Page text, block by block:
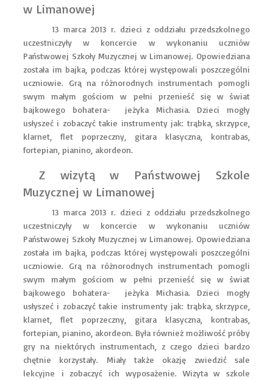
w Limanowej
13 marca 2013 r. dzieci z oddziału przedszkolnego
uczestniczyły w koncercie w wykonaniu uczniów
Państwowej Szkoły Muzycznej w Limanowej. Opowiedziana
została im bajka, podczas której występowali poszczególni
uczniowie. Grą na różnorodnych instrumentach pomogli
swym małym gościom w pełni przenieść się w świat
bajkowego bohatera- jeżyka Michasia. Dzieci mogły
usłyszeć i zobaczyć takie instrumenty jak: trąbka, skrzypce,
klarnet, flet poprzeczny, gitara klasyczna, kontrabas,
fortepian, pianino, akordeon.
Z wizytą w Państwowej Szkole
Muzycznej w Limanowej
13 marca 2013 r. dzieci z oddziału przedszkolnego
uczestniczyły w koncercie w wykonaniu uczniów
Państwowej Szkoły Muzycznej w Limanowej. Opowiedziana
została im bajka, podczas której występowali poszczególni
uczniowie. Grą na różnorodnych instrumentach pomogli
swym małym gościom w pełni przenieść się w świat
bajkowego bohatera- jeżyka Michasia. Dzieci mogły
usłyszeć i zobaczyć takie instrumenty jak: trąbka, skrzypce,
klarnet, flet poprzeczny, gitara klasyczna, kontrabas,
fortepian, pianino, akordeon. Była również możliwość próby
gry na niektórych instrumentach, z czego dzieci bardzo
chętnie korzystały. Miały także okazję zwiedzić sale
lekcyjne i zobaczyć ich wyposażenie. Wizyta w szkole